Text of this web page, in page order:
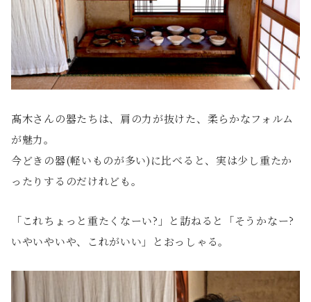
髙木さんの器たちは、肩の力が抜けた、柔らかなフォルム
が魅力。
今どきの器(軽いものが多い)に比べると、実は少し重たか
ったりするのだけれども。
「これちょっと重たくなーい?」と訪ねると「そうかなー?
いやいやいや、これがいい」とおっしゃる。